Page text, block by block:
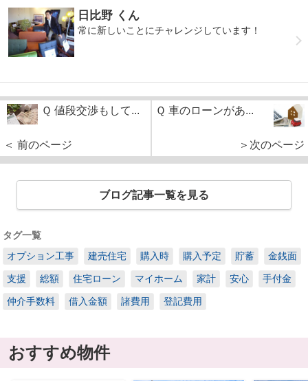
日比野 くん
常に新しいことにチャレンジしています！
Ｑ 値段交渉もして...
＜ 前のページ
Ｑ 車のローンがあ...
＞次のページ
ブログ記事一覧を見る
タグ一覧
オプション工事
建売住宅 購入時 購入予定 貯蓄 金銭面
支援 総額 住宅ローン マイホーム 家計 安心 手付金
仲介手数料 借入金額 諸費用 登記費用
おすすめ物件